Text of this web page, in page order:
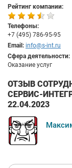
Рейтинг компании:
Телефоны:
+7 (495) 786-95-95
Email: info@s-int.ru
Сфера деятельности:
Оказание услуг
ОТЗЫВ
СЕРВИС-
22.04.2023